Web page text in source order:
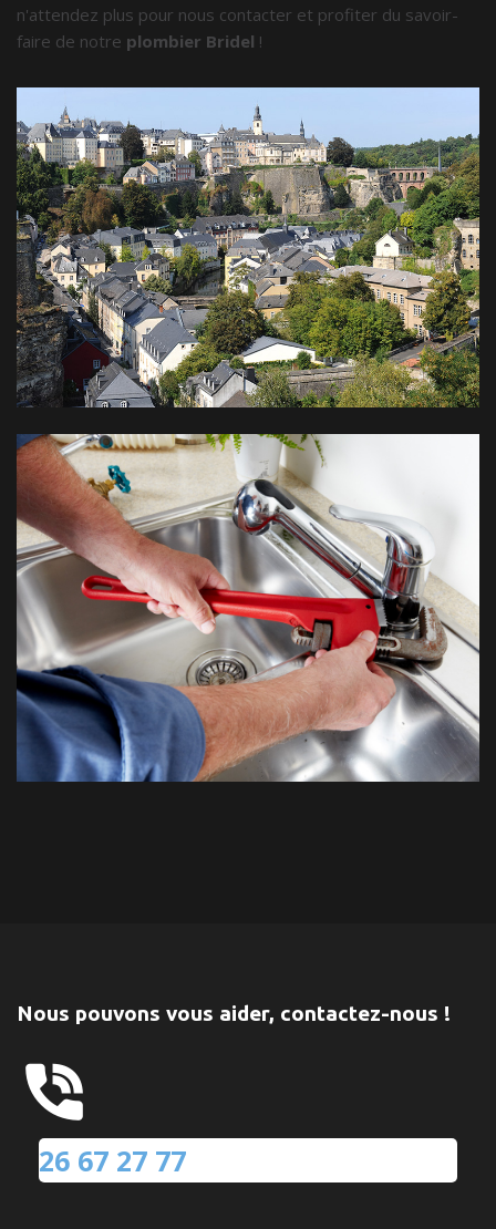
n'attendez plus pour nous contacter et profiter du savoir-
faire de notre plombier Bridel !
Nous pouvons vous aider, contactez-nous !
26 67 27 77